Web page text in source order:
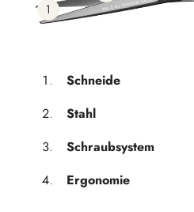
1
Schneide
Stahl
Schraubsystem
Ergonomie